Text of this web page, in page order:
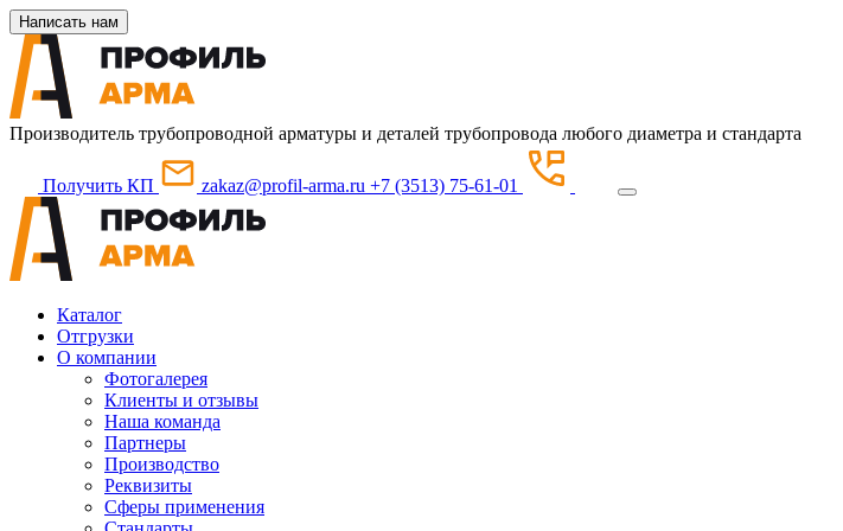
Написать нам
Производитель трубопроводной арматуры и деталей трубопровода любого диаметра и стандарта
Получить КП zakaz@profil-arma.ru +7 (3513) 75-61-01
Каталог
Отгрузки
О компании
Фотогалерея
Клиенты и отзывы
Наша команда
Партнеры
Производство
Реквизиты
Сферы применения